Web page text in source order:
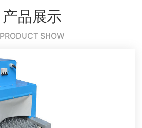
产品展示
PRODUCT SHOW